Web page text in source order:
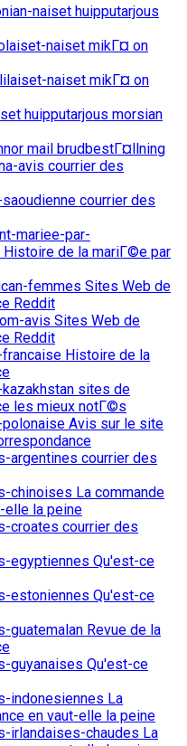
naiset huipputarjous
naiset mikГ¤ on
naiset mikГ¤ on
huipputarjous morsian
mail brudbestГ¤llning
avis courrier des
courrier des
mariee-par-
de la mariГ©e par
femmes Sites Web de
Reddit
avis Sites Web de
Reddit
Histoire de la
sites de
les mieux notГ©s
Avis sur le site
argentines courrier des
chinoises La commande
elle la peine
croates courrier des
egyptiennes Qu'est-ce
estoniennes Qu'est-ce
guatemalan Revue de la
guyanaises Qu'est-ce
indonesiennes La
en vaut-elle la peine
irlandaises-chaudes La